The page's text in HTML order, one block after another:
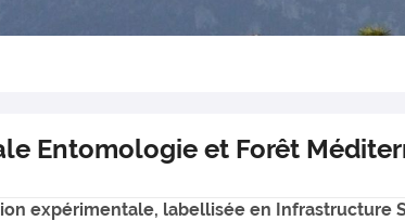
Entomologie et Forêt
expérimentale, labellisée en